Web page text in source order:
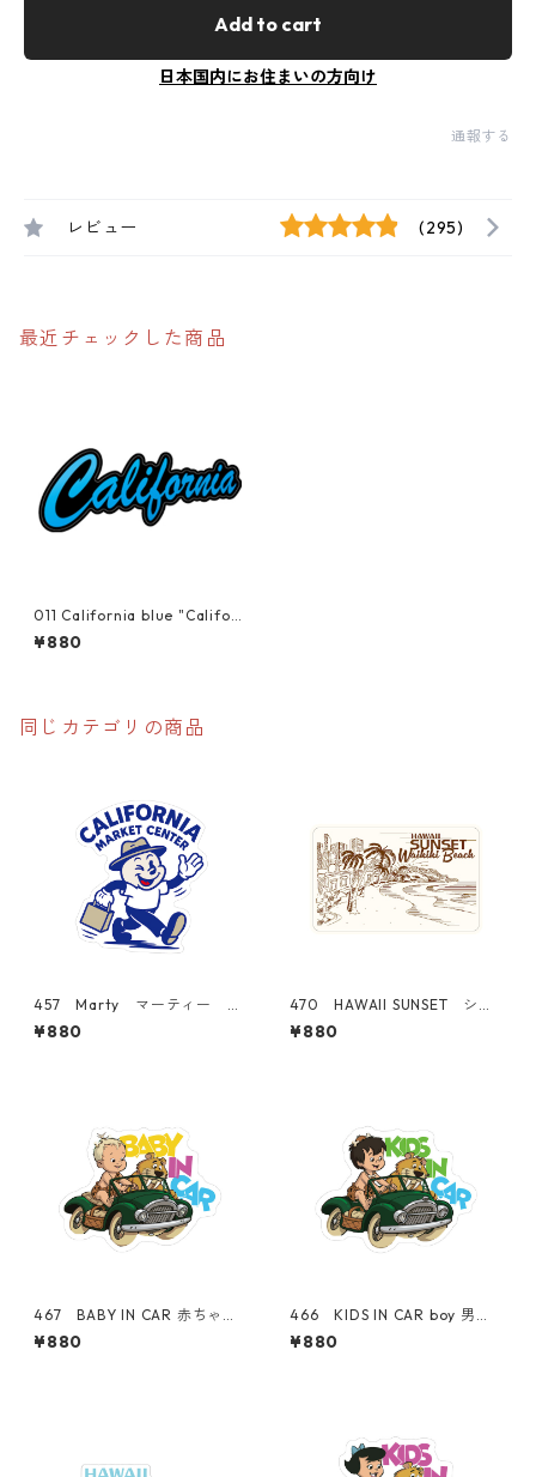
Add to cart
日本国内にお住まいの方向け
通報する
レビュー (295)
最近チェックした商品
011 California blue "Califor
nia Market Center" アメリ
カンステッカー スーツケー
¥880
同じカテゴリの商品
457 Marty マーティー
"California Market Cente
r" アメリカンステッカー ス
¥880
470 HAWAII SUNSET シリ
ーズ！ WAIKIKI BEACH "C
alifornia Market Center"
¥880
467 BABY IN CAR 赤ちゃ
ん "California Market Cent
er" アメリカンステッカー
¥880
466 KIDS IN CAR boy 男の
子 "California Market Cent
er" アメリカンステッカー
¥880